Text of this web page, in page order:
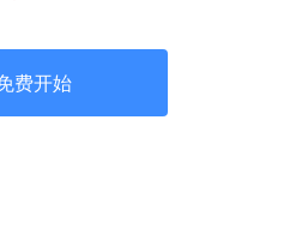
费开始